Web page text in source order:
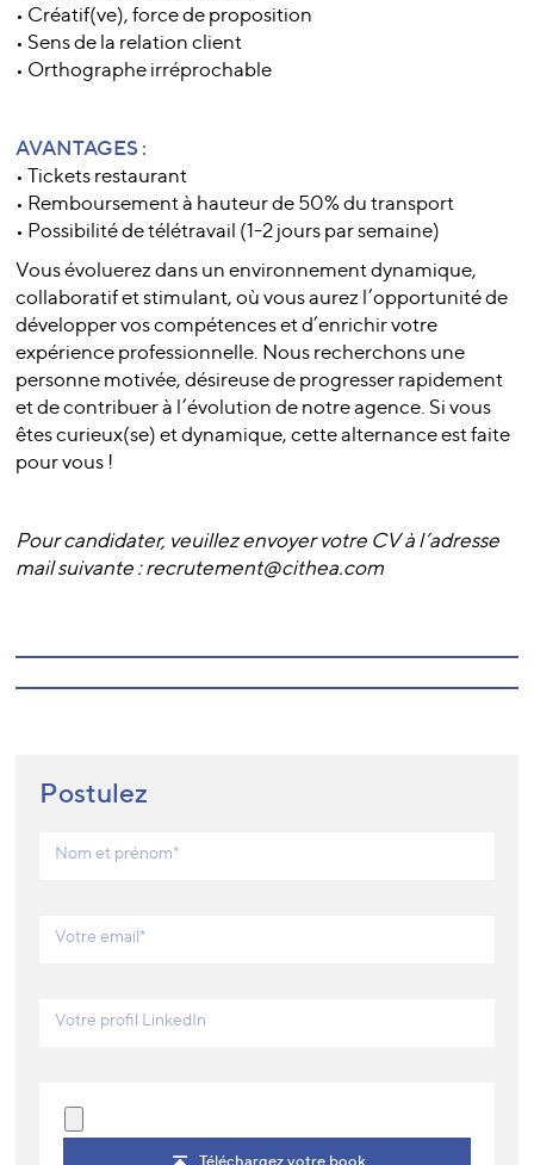
• Créatif(ve), force de proposition
• Sens de la relation client
• Orthographe irréprochable
AVANTAGES :
• Tickets restaurant
• Remboursement à hauteur de 50% du transport
• Possibilité de télétravail (1-2 jours par semaine)
Vous évoluerez dans un environnement dynamique,
collaboratif et stimulant, où vous aurez l’opportunité de
développer vos compétences et d’enrichir votre
expérience professionnelle. Nous recherchons une
personne motivée, désireuse de progresser rapidement
et de contribuer à l’évolution de notre agence. Si vous
êtes curieux(se) et dynamique, cette alternance est faite
pour vous !
Pour candidater, veuillez envoyer votre CV à l’adresse
mail suivante : recrutement@cithea.com
Postulez
Nom et prénom*
Votre email*
Votre profil LinkedIn
Téléchargez votre book